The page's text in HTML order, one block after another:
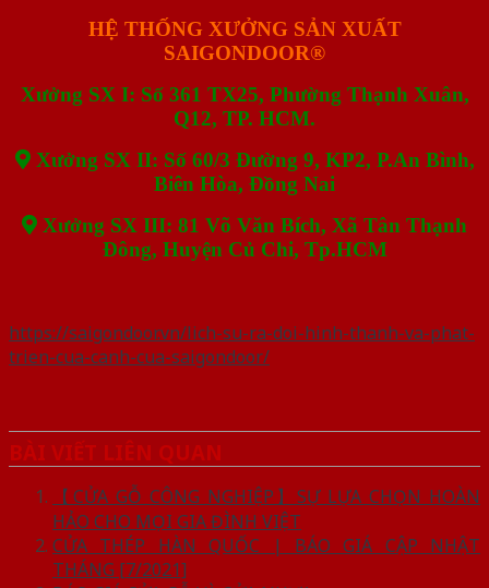
HỆ THỐNG XƯỞNG SẢN XUẤT
SAIGONDOOR®
Xưởng SX I: Số 361 TX25, Phường Thạnh Xuân,
Q12, TP. HCM.
Xưởng SX II: Số 60/3 Đường 9, KP2, P.An Bình,
Biên Hòa, Đồng Nai
Xưởng SX III: 81 Võ Văn Bích, Xã Tân Thạnh
Đông, Huyện Củ Chi, Tp.HCM
https://saigondoor.vn/lich-su-ra-doi-hinh-thanh-va-phat-
trien-cua-canh-cua-saigondoor/
BÀI VIẾT LIÊN QUAN
【CỬA GỖ CÔNG NGHIỆP】SỰ LỰA CHỌN HOÀN
HẢO CHO MỌI GIA ĐÌNH VIỆT
CỬA THÉP HÀN QUỐC | BÁO GIÁ CẬP NHẬT
THÁNG [7/2021]